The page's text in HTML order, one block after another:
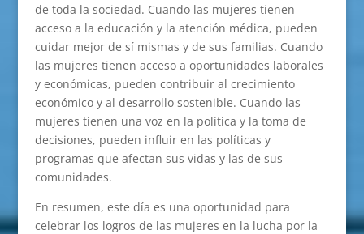
de toda la sociedad. Cuando las mujeres tienen
acceso a la educación y la atención médica, pueden
cuidar mejor de sí mismas y de sus familias. Cuando
las mujeres tienen acceso a oportunidades laborales
y económicas, pueden contribuir al crecimiento
económico y al desarrollo sostenible. Cuando las
mujeres tienen una voz en la política y la toma de
decisiones, pueden influir en las políticas y
programas que afectan sus vidas y las de sus
comunidades.
En resumen, este día es una oportunidad para
celebrar los logros de las mujeres en la lucha por la